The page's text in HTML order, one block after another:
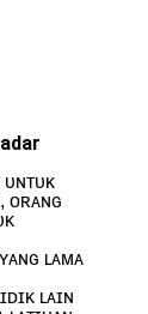
ᴜɴᴛᴜᴋ
ᴏʀᴀɴɢ
ʟᴀᴍᴀ
ʟᴀɪɴ